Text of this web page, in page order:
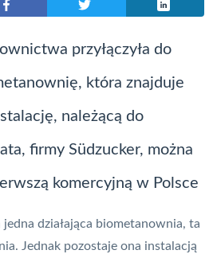
przyłączyła do
która znajduje
należącą do
firmy Südzucker, można
komercyjną w Polsce
jedna działająca biometanownia, ta
. Jednak pozostaje ona instalacją